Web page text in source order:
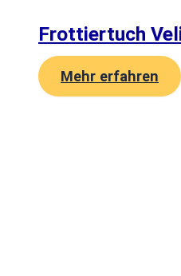
Frottiertuch
Mehr erfahren